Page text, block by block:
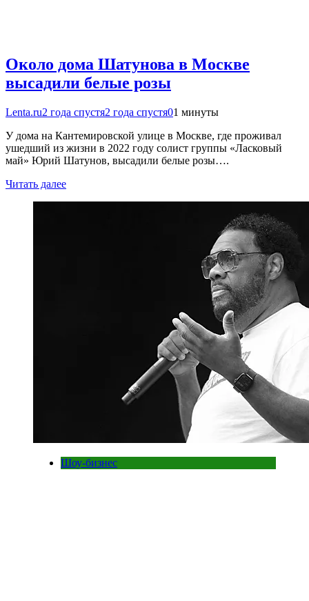
Около дома Шатунова в Москве
высадили белые розы
Lenta.ru2 года спустя2 года спустя01 минуты
У дома на Кантемировской улице в Москве, где проживал
ушедший из жизни в 2022 году солист группы «Ласковый
май» Юрий Шатунов, высадили белые розы….
Читать далее
Шоу-бизнес